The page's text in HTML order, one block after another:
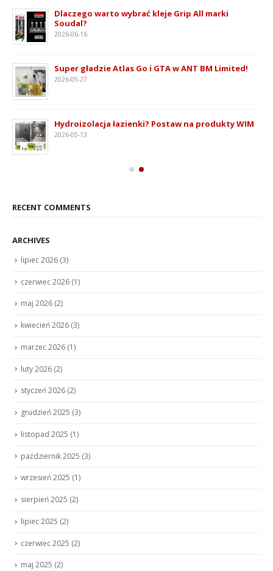
Dlaczego warto wybrać kleje Grip All marki
Soudal?
2026-06-16
Super gładzie Atlas Go i GTA w ANT BM Limited!
2026-05-27
Hydroizolacja łazienki? Postaw na produkty WIM
2026-05-13
RECENT COMMENTS
ARCHIVES
lipiec 2026 (3)
czerwiec 2026 (1)
maj 2026 (2)
kwiecień 2026 (3)
marzec 2026 (1)
luty 2026 (2)
styczeń 2026 (2)
grudzień 2025 (3)
listopad 2025 (1)
październik 2025 (3)
wrzesień 2025 (1)
sierpień 2025 (2)
lipiec 2025 (2)
czerwiec 2025 (2)
maj 2025 (2)